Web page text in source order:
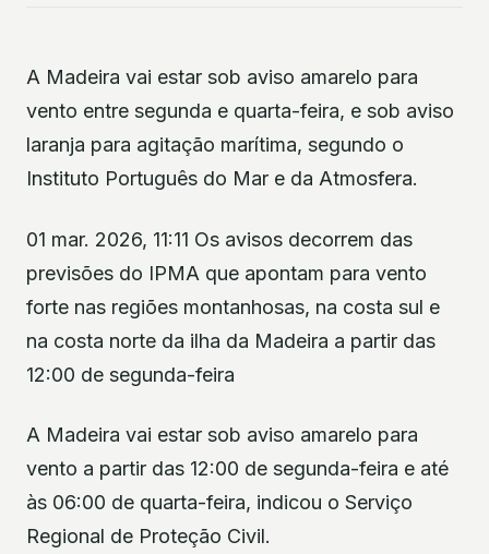
A Madeira vai estar sob aviso amarelo para
vento entre segunda e quarta-feira, e sob aviso
laranja para agitação marítima, segundo o
Instituto Português do Mar e da Atmosfera.
01 mar. 2026, 11:11 Os avisos decorrem das
previsões do IPMA que apontam para vento
forte nas regiões montanhosas, na costa sul e
na costa norte da ilha da Madeira a partir das
12:00 de segunda-feira
A Madeira vai estar sob aviso amarelo para
vento a partir das 12:00 de segunda-feira e até
às 06:00 de quarta-feira, indicou o Serviço
Regional de Proteção Civil.